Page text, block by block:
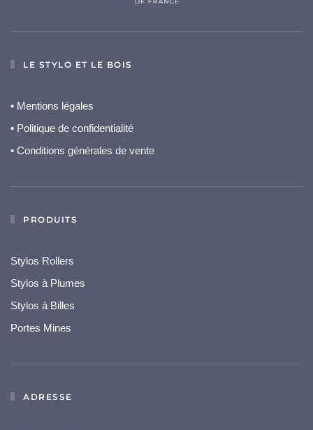
LE STYLO ET LE BOIS
• Mentions légales
• Politique de confidentialité
• Conditions générales de vente
PRODUITS
Stylos Rollers
Stylos à Plumes
Stylos à Billes
Portes Mines
ADRESSE